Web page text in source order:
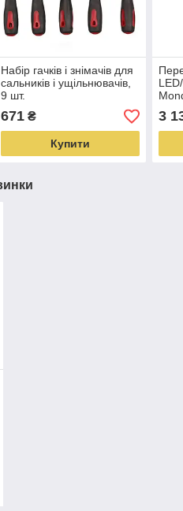
Набір гачків і знімачів для
сальників і ущільнювачів,
9 шт.
671₴
Купити
3